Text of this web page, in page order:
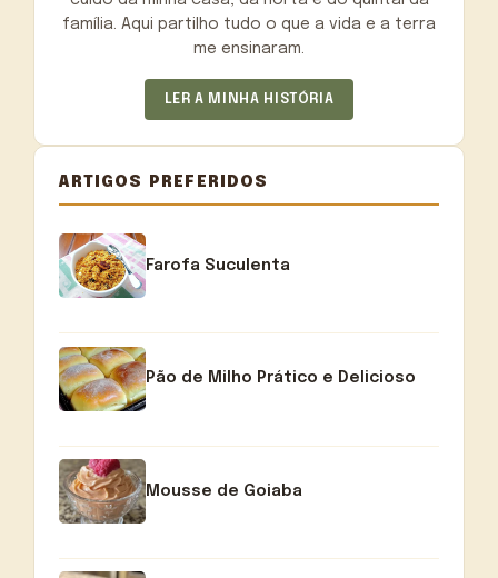
família. Aqui partilho tudo o que a vida e a terra
me ensinaram.
LER A MINHA HISTÓRIA
ARTIGOS PREFERIDOS
Farofa Suculenta
Pão de Milho Prático e Delicioso
Mousse de Goiaba